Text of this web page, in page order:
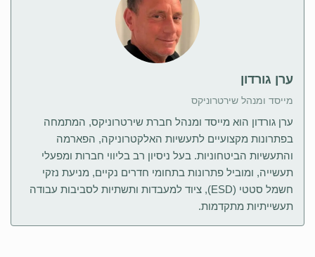
ערן גורדון
מייסד ומנהל שירטרוניקס
ערן גורדון הוא מייסד ומנהל חברת שירטרוניקס, המתמחה
בפתרונות מקצועיים לתעשיות האלקטרוניקה, הפארמה
והתעשיות הביטחוניות. בעל ניסיון רב בליווי חברות ומפעלי
תעשייה, ומוביל פתרונות בתחומי חדרים נקיים, מניעת נזקי
חשמל סטטי (ESD), ציוד למעבדות ותשתיות לסביבות עבודה
תעשייתיות מתקדמות.